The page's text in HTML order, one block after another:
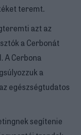
teremt.
azt az
a Cerbonát
A Cerbona
a
egészségtudatos
segítenie